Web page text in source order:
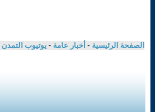
الصفحة الرئيسية - أخبار عامة - يوتيوب التمدن